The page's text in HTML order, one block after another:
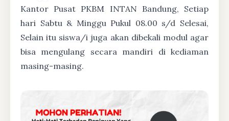
Kantor Pusat PKBM INTAN Bandung, Setiap
hari Sabtu & Minggu Pukul 08.00 s/d Selesai,
Selain itu siswa/i juga akan dibekali modul agar
bisa mengulang secara mandiri di kediaman
masing-masing.